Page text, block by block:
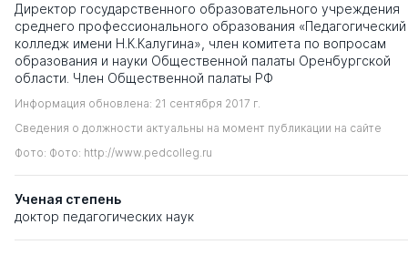
Директор государственного образовательного учреждения
среднего профессионального образования «Педагогический
колледж имени Н.К.Калугина», член комитета по вопросам
образования и науки Общественной палаты Оренбургской
области. Член Общественной палаты РФ
Информация обновлена: 21 сентября 2017 г.
Сведения о должности актуальны на момент публикации на сайте
Фото: Фото: http://www.pedcolleg.ru
Ученая степень
доктор педагогических наук